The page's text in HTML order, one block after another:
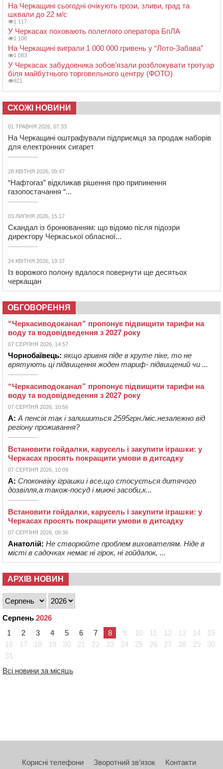
На Черкащині сьогодні очікують грози, зливи, град та
шквали до 22 м/с
1 117
У Черкасах поховають полеглого оператора БпЛА
1 108
На Черкащині виграли 1 000 000 гривень у “Лото-Забава”
1 083
У Черкасах забудовника зобов’язали розблокувати тротуар
біля майбутнього торговельного центру (ФОТО)
921
СХОЖІ НОВИНИ
01 ТРАВНЯ 2026, 07:33
На Черкащині оштрафували підприємця за продаж наборів
для електронних сигарет
28 КВІТНЯ 2026, 09:47
“Нафтогаз” відкликав рішення про припинення
газопостачання “...
03 ЛИПНЯ 2026, 15:17
Скандал із бронюванням: що відомо після підозри
директору Черкаської обласної...
24 КВІТНЯ 2026, 19:37
Із ворожого полону вдалося повернути ще десятьох
черкащан
ОБГОВОРЕННЯ
“Черкасиводоканал” пропонує підвищити тарифи на
воду та водовідведення з 2027 року
07 СЕРПНЯ 2026, 14:57
Чорнобаївець: якщо гривня піде в круте піке, то не
врятують ці підвищення жоден тариф- підвищений чи ...
“Черкасиводоканал” пропонує підвищити тарифи на
воду та водовідведення з 2027 року
07 СЕРПНЯ 2026, 10:56
А: А пенсія так і залишиться 2595грн./міс.незалежно від
регіону проживання?
Встановити гойдалки, карусель і закупити іграшки: у
Черкасах просять покращити умови в дитсадку
07 СЕРПНЯ 2026, 10:09
А: Споконвіку іграшки і все,що стосується дитячого
дозвілля,а також-посуд і миючі засоби,к...
Встановити гойдалки, карусель і закупити іграшки: у
Черкасах просять покращити умови в дитсадку
07 СЕРПНЯ 2026, 09:36
Анатолій: Не створюйте проблем вихователям. Ніде в
місті в садочках немає ні гірок, ні гойдалок, ...
АРХІВ НОВИН
Серпень 2026
1
2 3 4 5 6 7 8 9 10 11 12 13 14
15
16
17 18 19 20 21 22 23 24 25 26 27 28 29
30
31
Всі новини за місяць
Корисні телефони Зворотний зв’язок Контакти